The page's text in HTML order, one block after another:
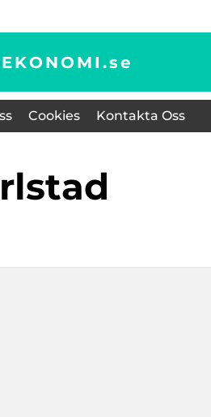
se
Cookies Kontakta Oss